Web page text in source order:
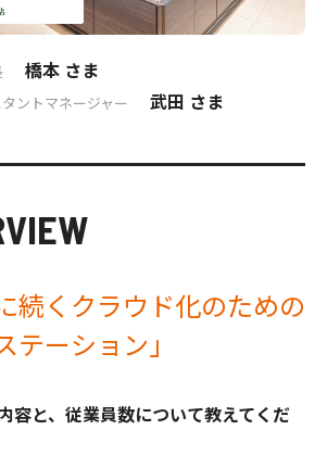
橋本 さま
ントマネージャー 武田 さま
続くクラウド化のための
テーション」
容と、従業員数について教えてくだ